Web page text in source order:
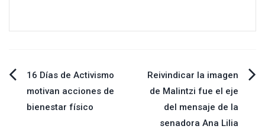
Navegación
de
16 Días de Activismo
motivan acciones de
bienestar físico
Reivindicar la imagen
de Malintzi fue el eje
del mensaje de la
senadora Ana Lilia